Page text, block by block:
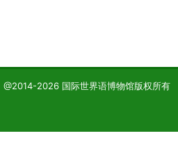
@2014-2026 国际世界语博物馆版权所